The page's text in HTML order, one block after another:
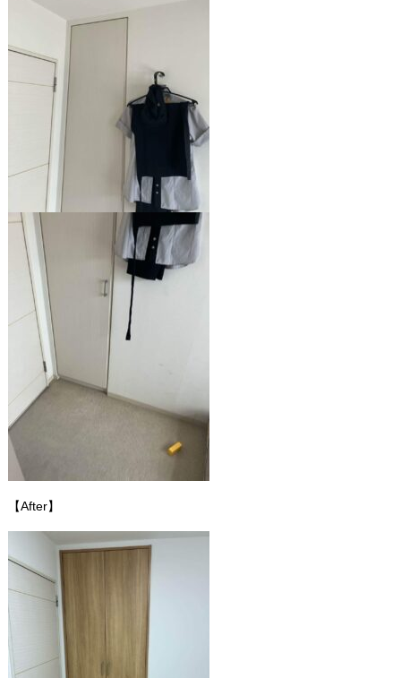
【After】